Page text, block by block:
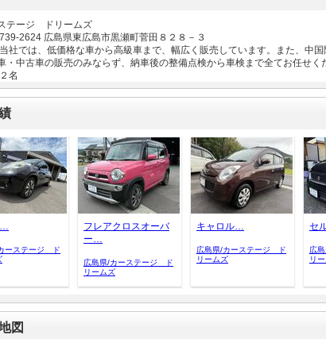
テージ ドリームズ
739-2624 広島県東広島市黒瀬町菅田８２８－３
社では、低価格な車から高級車まで、幅広く販売しています。また、中
・中古車の販売のみならず、納車後の整備点検から車検まで全てお任せく
名
ーステージ ド
フレアクロスオーバ
ー…
広島県/カーステージ ド
リームズ
キャロル…
広島県/カーステージ ド
リームズ
セ
広
リ
図